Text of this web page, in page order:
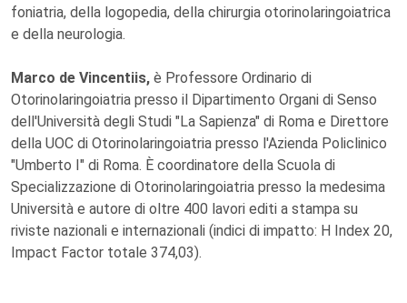
foniatria, della logopedia, della chirurgia otorinolaringoiatrica
e della neurologia.
Marco de Vincentiis, è Professore Ordinario di
Otorinolaringoiatria presso il Dipartimento Organi di Senso
dell'Università degli Studi "La Sapienza" di Roma e Direttore
della UOC di Otorinolaringoiatria presso l'Azienda Policlinico
"Umberto I" di Roma. È coordinatore della Scuola di
Specializzazione di Otorinolaringoiatria presso la medesima
Università e autore di oltre 400 lavori editi a stampa su
riviste nazionali e internazionali (indici di impatto: H Index 20,
Impact Factor totale 374,03).